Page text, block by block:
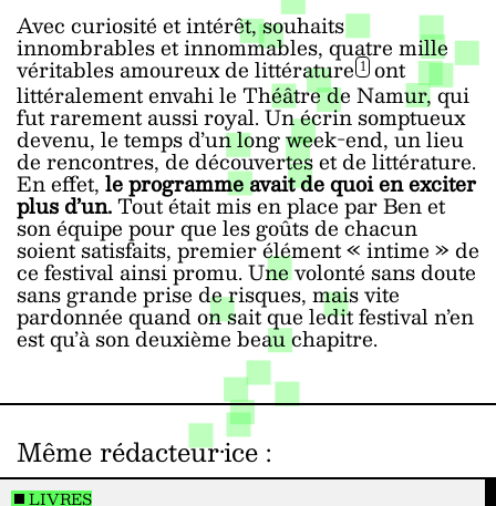
Avec curiosité et intérêt, souhaits
innombrables et innommables, quatre mille
véritables amoureux de littérature 1ont
littéralement envahi le Théâtre de Namur, qui
fut rarement aussi royal. Un écrin somptueux
devenu, le temps d’un long week-end, un lieu
de rencontres, de découvertes et de littérature.
En effet,le programme avait de quoi en exciter
plus d’un.Tout était mis en place par Ben et
son équipe pour que les goûts de chacun
soient satisfaits, premier élément « intime » de
ce festival ainsi promu. Une volonté sans doute
sans grande prise de risques, mais vite
pardonnée quand on sait que ledit festival n’en
est qu’à son deuxième beau chapitre.
Même rédacteur·ice :
LIVRES